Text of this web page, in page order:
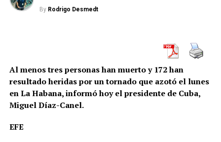
By Rodrigo Desmedt
Al menos tres personas han muerto y 172 han
resultado heridas por un tornado que azotó el lunes
en La Habana, informó hoy el presidente de Cuba,
Miguel Díaz-Canel.
EFE